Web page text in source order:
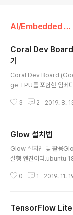
AI/Embedded Deep learning
Coral Dev Board
기
Coral Dev Board
ge TPU를 포함한 임베
태이다. 따라서 제공하
이블: data port 연결을
-3A (5v) USB typeC 파
냥 C케이블에 전원 허..
3 2 2019. 8.
Glow 설치법
Glow 설치법 및 활용
실행 엔진이다.ubuntu
w.git cd glow
inja-build protobuf-
0 1 2019. 11.
TensorFlow Lite